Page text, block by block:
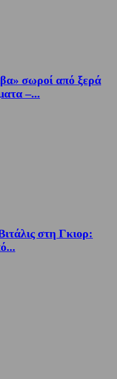
σωροί από ξερά
–...
στη Γκιορ: